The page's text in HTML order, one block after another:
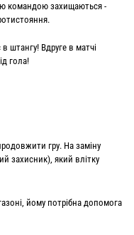
командою захищаються -
штангу! Вдруге в матчі
гола!
гру. На заміну
захисник), який влітку
йому потрібна допомога